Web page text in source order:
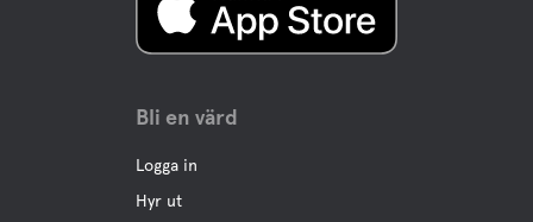
Bli en värd
Logga in
Hyr ut